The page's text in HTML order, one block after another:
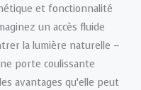
et fonctionnalité
un accès fluide
la lumière naturelle –
porte coulissante
avantages qu’elle peut